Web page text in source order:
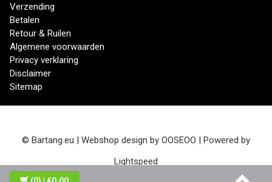
Verzending
Betalen
Retour & Ruilen
Algemene voorwaarden
Privacy verklaring
Disclaimer
Sitemap
© Bartang.eu | Webshop design by OOSEOO | Powered by
Lightspeed